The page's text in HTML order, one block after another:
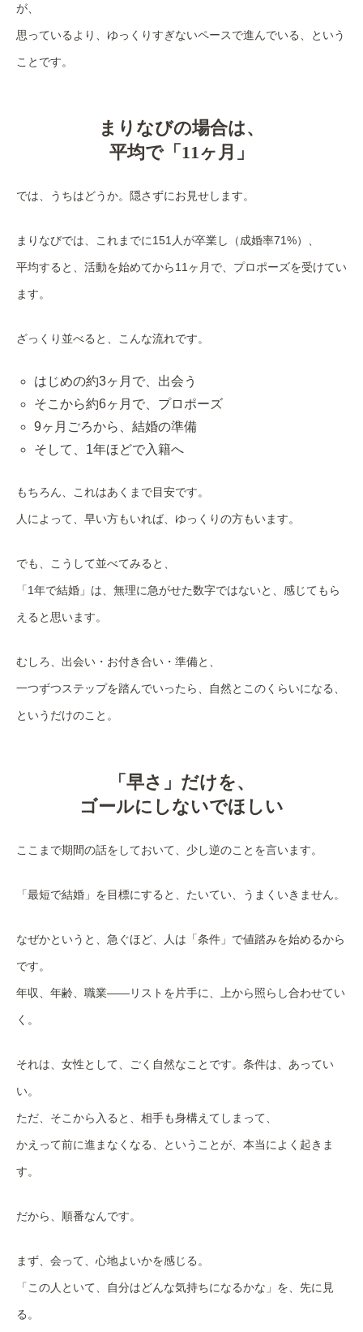
が、
思っているより、ゆっくりすぎないペースで進んでいる、という
ことです。
まりなびの場合は、
平均で「11ヶ月」
では、うちはどうか。隠さずにお見せします。
まりなびでは、これまでに151人が卒業し（成婚率71%）、
平均すると、活動を始めてから11ヶ月で、プロポーズを受けてい
ます。
ざっくり並べると、こんな流れです。
はじめの約3ヶ月で、出会う
そこから約6ヶ月で、プロポーズ
9ヶ月ごろから、結婚の準備
そして、1年ほどで入籍へ
もちろん、これはあくまで目安です。
人によって、早い方もいれば、ゆっくりの方もいます。
でも、こうして並べてみると、
「1年で結婚」は、無理に急がせた数字ではないと、感じてもら
えると思います。
むしろ、出会い・お付き合い・準備と、
一つずつステップを踏んでいったら、自然とこのくらいになる、
というだけのこと。
「早さ」だけを、
ゴールにしないでほしい
ここまで期間の話をしておいて、少し逆のことを言います。
「最短で結婚」を目標にすると、たいてい、うまくいきません。
なぜかというと、急ぐほど、人は「条件」で値踏みを始めるから
です。
年収、年齢、職業——リストを片手に、上から照らし合わせてい
く。
それは、女性として、ごく自然なことです。条件は、あってい
い。
ただ、そこから入ると、相手も身構えてしまって、
かえって前に進まなくなる、ということが、本当によく起きま
す。
だから、順番なんです。
まず、会って、心地よいかを感じる。
「この人といて、自分はどんな気持ちになるかな」を、先に見
る。